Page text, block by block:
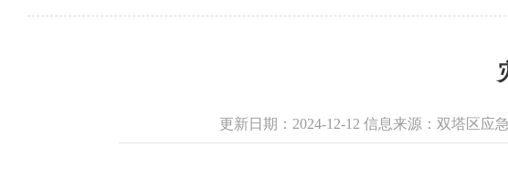
更新日期：2024-12-12 信息来源：双塔区应